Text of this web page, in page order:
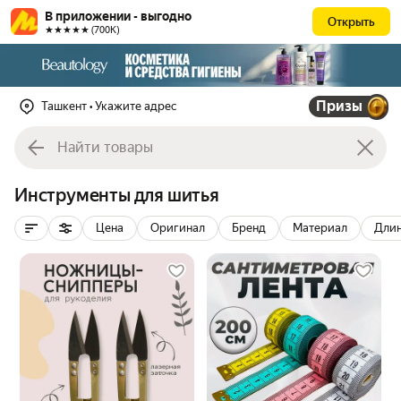
В приложении - выгодно
★★★★★ (700К)
Открыть
Ташкент • Укажите адрес Призы
Инструменты для шитья
Цена Оригинал Бренд Материал